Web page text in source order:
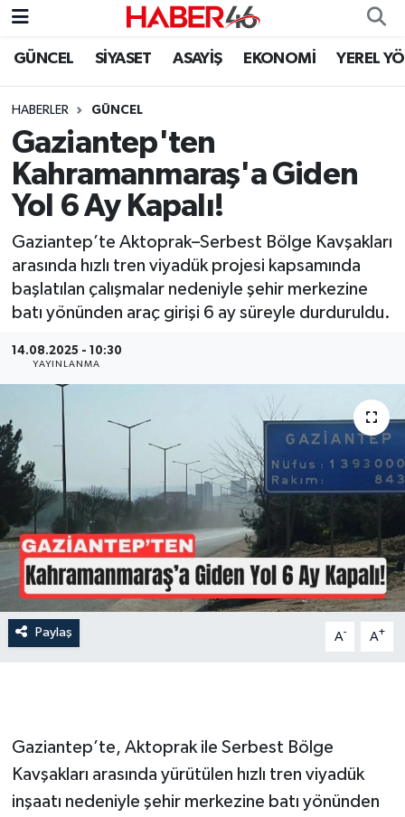
GÜNCEL SİYASET ASAYİŞ EKONOMİ YEREL
HABERLER GÜNCEL
Gaziantep'ten
Kahramanmaraş'a Giden
Yol 6 Ay Kapalı!
Gaziantep’te Aktoprak–Serbest Bölge Kavşakları
arasında hızlı tren viyadük projesi kapsamında
başlatılan çalışmalar nedeniyle şehir merkezine
batı yönünden araç girişi 6 ay süreyle durduruldu.
14.08.2025 - 10:30
YAYINLANMA
Paylaş A- A+
Gaziantep’te, Aktoprak ile Serbest Bölge
Kavşakları arasında yürütülen hızlı tren viyadük
inşaatı nedeniyle şehir merkezine batı yönünden
GÜNCEL
SİYASET
EKONOMİ
SPOR
YAŞAM
TEKNOLOJİ
SAĞLIK
EĞİTİM
İLÇE HABERLERİ
KÜLTÜR-SANAT
KSÜ
DÜNYA
ROPORTAJ
YEREL YÖNETİM
MEDYA
Nöbetçi Eczaneler
Hava Durumu
Kahramanmaraş Namaz Vakitleri
Trafik Durumu
Süper Lig Puan Durumu ve Fikstür
Tüm Manşetler
Son Dakika Haberleri
Haber Arşivi